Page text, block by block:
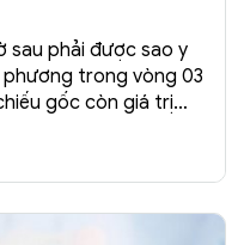
sau phải được sao y
trong vòng 03
gốc còn giá trị
đi có ký tên
ít […] Xem →